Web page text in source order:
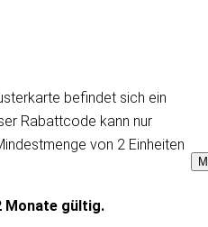
befindet sich ein
Rabattcode kann nur
von 2 Einheiten
Monate gültig.